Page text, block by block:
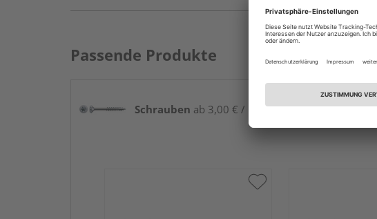
Passende Produkte
Schrauben ab 3,00 € / Paket(e)